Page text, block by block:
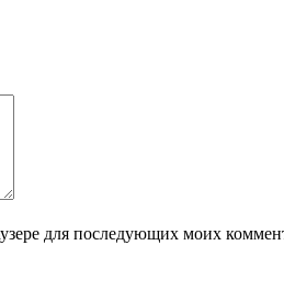
для последующих моих